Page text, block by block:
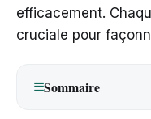
efficacement.
cruciale pour
☰Sommaire